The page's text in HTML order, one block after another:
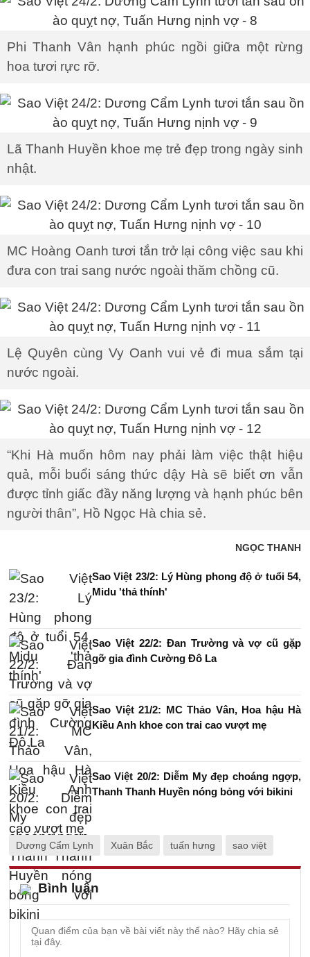
Phi Thanh Vân hạnh phúc ngồi giữa một rừng
hoa tươi rực rỡ.
Lã Thanh Huyền khoe mẹ trẻ đẹp trong ngày sinh
nhật.
MC Hoàng Oanh tươi tắn trở lại công việc sau khi
đưa con trai sang nước ngoài thăm chồng cũ.
Lệ Quyên cùng Vy Oanh vui vẻ đi mua sắm tại
nước ngoài.
“Khi Hà muốn hôm nay phải làm việc thật hiệu
quả, mỗi buổi sáng thức dậy Hà sẽ biết ơn vẫn
được tỉnh giấc đầy năng lượng và hạnh phúc bên
người thân”, Hồ Ngọc Hà chia sẻ.
NGỌC THANH
Sao Việt 23/2: Lý Hùng phong độ ở tuổi 54,
Midu 'thả thính'
Sao Việt 22/2: Đan Trường và vợ cũ gặp
gỡ gia đình Cường Đô La
Sao Việt 21/2: MC Thảo Vân, Hoa hậu Hà
Kiều Anh khoe con trai cao vượt mẹ
Sao Việt 20/2: Diễm My đẹp choáng ngợp,
Thanh Thanh Huyền nóng bỏng với bikini
Dương Cẩm Lynh Xuân Bắc tuấn hưng sao việt
Bình luận